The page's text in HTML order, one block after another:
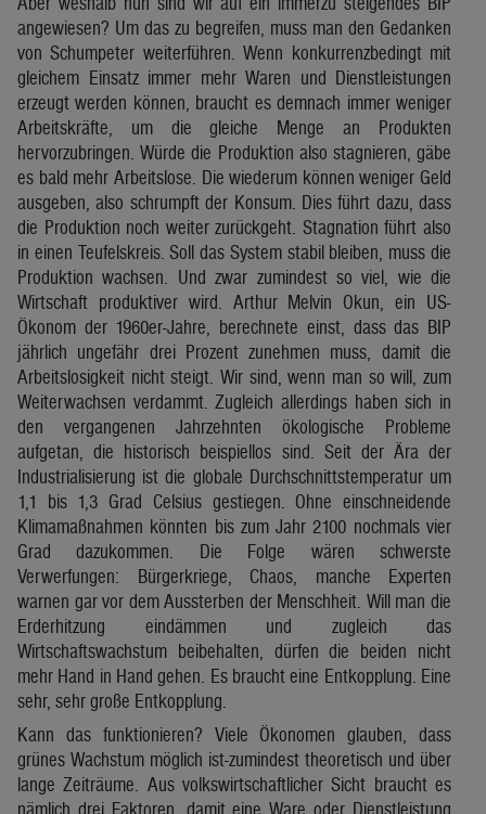
angewiesen? Um das zu begreifen, muss man den Gedanken
von Schumpeter weiterführen. Wenn konkurrenzbedingt mit
gleichem Einsatz immer mehr Waren und Dienstleistungen
erzeugt werden können, braucht es demnach immer weniger
Arbeitskräfte, um die gleiche Menge an Produkten
hervorzubringen. Würde die Produktion also stagnieren, gäbe
es bald mehr Arbeitslose. Die wiederum können weniger Geld
ausgeben, also schrumpft der Konsum. Dies führt dazu, dass
die Produktion noch weiter zurückgeht. Stagnation führt also
in einen Teufelskreis. Soll das System stabil bleiben, muss die
Produktion wachsen. Und zwar zumindest so viel, wie die
Wirtschaft produktiver wird. Arthur Melvin Okun, ein US-
Ökonom der 1960er-Jahre, berechnete einst, dass das BIP
jährlich ungefähr drei Prozent zunehmen muss, damit die
Arbeitslosigkeit nicht steigt. Wir sind, wenn man so will, zum
Weiterwachsen verdammt. Zugleich allerdings haben sich in
den vergangenen Jahrzehnten ökologische Probleme
aufgetan, die historisch beispiellos sind. Seit der Ära der
Industrialisierung ist die globale Durchschnittstemperatur um
1,1 bis 1,3 Grad Celsius gestiegen. Ohne einschneidende
Klimamaßnahmen könnten bis zum Jahr 2100 nochmals vier
Grad dazukommen. Die Folge wären schwerste
Verwerfungen: Bürgerkriege, Chaos, manche Experten
warnen gar vor dem Aussterben der Menschheit. Will man die
Erderhitzung eindämmen und zugleich das
Wirtschaftswachstum beibehalten, dürfen die beiden nicht
mehr Hand in Hand gehen. Es braucht eine Entkopplung. Eine
sehr, sehr große Entkopplung.
Kann das funktionieren? Viele Ökonomen glauben, dass
grünes Wachstum möglich ist-zumindest theoretisch und über
lange Zeiträume. Aus volkswirtschaftlicher Sicht braucht es
nämlich drei Faktoren, damit eine Ware oder Dienstleistung